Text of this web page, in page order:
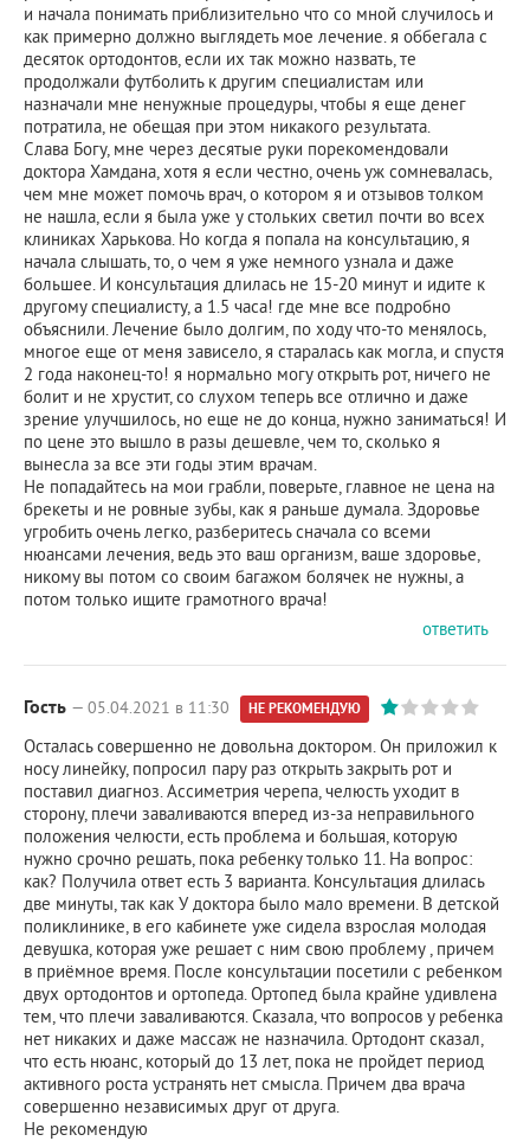
и начала понимать приблизительно что со мной случилось и
как примерно должно выглядеть мое лечение. я оббегала с
десяток ортодонтов, если их так можно назвать, те
продолжали футболить к другим специалистам или
назначали мне ненужные процедуры, чтобы я еще денег
потратила, не обещая при этом никакого результата.
Слава Богу, мне через десятые руки порекомендовали
доктора Хамдана, хотя я если честно, очень уж сомневалась,
чем мне может помочь врач, о котором я и отзывов толком
не нашла, если я была уже у стольких светил почти во всех
клиниках Харькова. Но когда я попала на консультацию, я
начала слышать, то, о чем я уже немного узнала и даже
большее. И консультация длилась не 15-20 минут и идите к
другому специалисту, а 1.5 часа! где мне все подробно
объяснили. Лечение было долгим, по ходу что-то менялось,
многое еще от меня зависело, я старалась как могла, и спустя
2 года наконец-то! я нормально могу открыть рот, ничего не
болит и не хрустит, со слухом теперь все отлично и даже
зрение улучшилось, но еще не до конца, нужно заниматься! И
по цене это вышло в разы дешевле, чем то, сколько я
вынесла за все эти годы этим врачам.
Не попадайтесь на мои грабли, поверьте, главное не цена на
брекеты и не ровные зубы, как я раньше думала. Здоровье
угробить очень легко, разберитесь сначала со всеми
нюансами лечения, ведь это ваш организм, ваше здоровье,
никому вы потом со своим багажом болячек не нужны, а
потом только ищите грамотного врача!
ответить
Гость — 05.04.2021 в 11:30 НЕ РЕКОМЕНДУЮ
Осталась совершенно не довольна доктором. Он приложил к
носу линейку, попросил пару раз открыть закрыть рот и
поставил диагноз. Ассиметрия черепа, челюсть уходит в
сторону, плечи заваливаются вперед из-за неправильного
положения челюсти, есть проблема и большая, которую
нужно срочно решать, пока ребенку только 11. На вопрос:
как? Получила ответ есть 3 варианта. Консультация длилась
две минуты, так как У доктора было мало времени. В детской
поликлинике, в его кабинете уже сидела взрослая молодая
девушка, которая уже решает с ним свою проблему , причем
в приёмное время. После консультации посетили с ребенком
двух ортодонтов и ортопеда. Ортопед была крайне удивлена
тем, что плечи заваливаются. Сказала, что вопросов у ребенка
нет никаких и даже массаж не назначила. Ортодонт сказал,
что есть нюанс, который до 13 лет, пока не пройдет период
активного роста устранять нет смысла. Причем два врача
совершенно независимых друг от друга.
Не рекомендую